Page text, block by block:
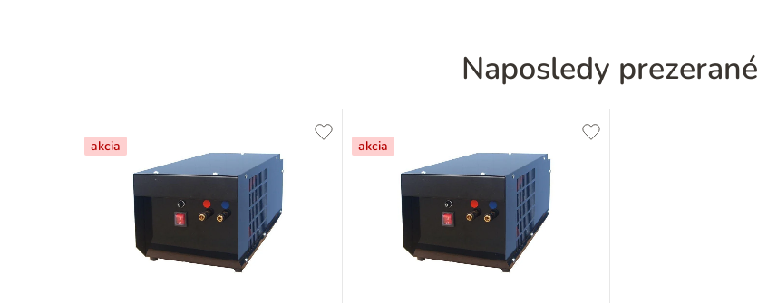
Naposledy prezerané
akcia akcia